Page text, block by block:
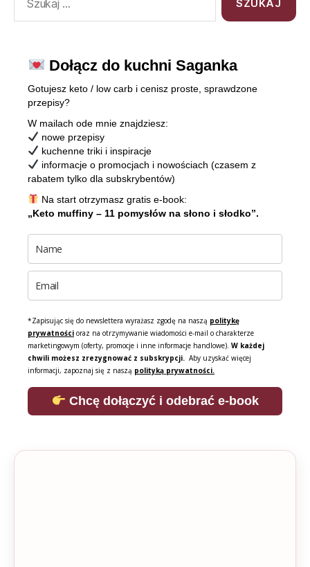
Dołącz do kuchni Saganka
Gotujesz keto / low carb i cenisz proste, sprawdzone
przepisy?
W mailach ode mnie znajdziesz:
nowe przepisy
kuchenne triki i inspiracje
informacje o promocjach i nowościach (czasem z
rabatem tylko dla subskrybentów)
Na start otrzymasz gratis e-book:
„Keto muffiny – 11 pomysłów na słono i słodko”.
*Zapisując się do newslettera wyrażasz zgodę na naszą politykę
prywatności oraz na otrzymywanie wiadomości e-mail o charakterze
marketingowym (oferty, promocje i inne informacje handlowe). W każdej
chwili możesz zrezygnować z subskrypcji. Aby uzyskać więcej
informacji, zapoznaj się z naszą polityką prywatności.
Chcę dołączyć i odebrać e-book